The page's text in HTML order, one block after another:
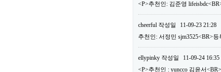
<P>추천인: 김준영
cheerful 작성일
11-09-23 21:28
추천인: 서정민 sjm3525<BR>등
ellypinky 작성일
11-09-24 16:35
<P>추천인 : yuncco 김윤서